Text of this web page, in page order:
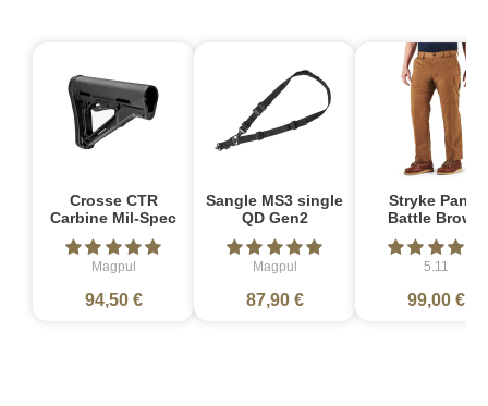
Crosse CTR
Carbine Mil-Spec
Magpul
94,50 €
Sangle MS3 single
QD Gen2
Magpul
87,90 €
Stryke Pant -
Battle Brown
5.11
99,00 €